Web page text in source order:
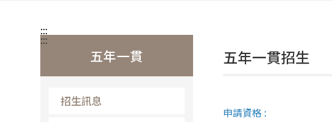
:::
五年一貫
招生訊息
:::
五年一貫招生
申請資格 :